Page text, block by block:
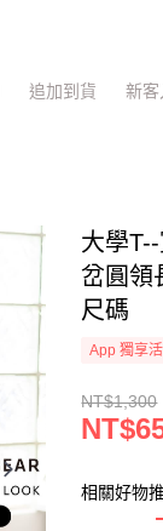
追加到貨 新客
大學
岔圓領
尺碼
App 獨享
NT$1,300
相關好物